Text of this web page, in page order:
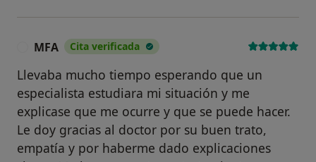
MFA Cita verificada
Llevaba mucho tiempo esperando que un
especialista estudiara mi situación y me
explicase que me ocurre y que se puede hacer.
Le doy gracias al doctor por su buen trato,
empatía y por haberme dado explicaciones